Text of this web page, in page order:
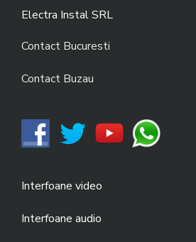
Electra Instal SRL
Contact Bucuresti
Contact Buzau
Interfoane video
Interfoane audio